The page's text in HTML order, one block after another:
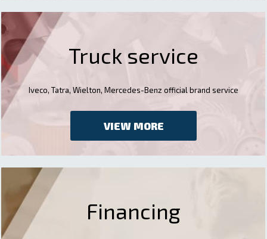
Truck service
Iveco, Tatra, Wielton, Mercedes-Benz official brand service
VIEW MORE
Financing